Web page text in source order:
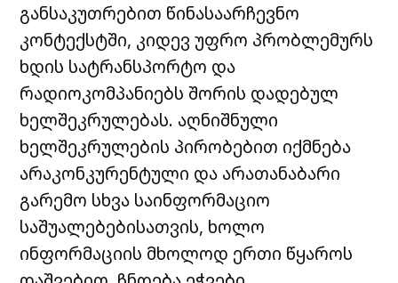
განსაკუთრებით წინასაარჩევნო
კონტექსტში, კიდევ უფრო პრობლემურს
ხდის სატრანსპორტო და
რადიოკომპანიებს შორის დადებულ
ხელშეკრულებას. აღნიშნული
ხელშეკრულების პირობებით იქმნება
არაკონკურენტული და არათანაბარი
გარემო სხვა საინფორმაციო
საშუალებებისათვის, ხოლო
ინფორმაციის მხოლოდ ერთი წყაროს